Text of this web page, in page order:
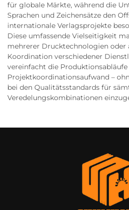
für globale Märkte, während die
Sprachen und Zeichensätze den
internationale Verlagsprojekte
Diese umfassende Vielseitigkeit
mehrerer Drucktechnologien oder
Koordination verschiedener
vereinfacht die
Projektkoordinationsaufwand –
bei den Qualitätsstandards für
Veredelungskombinationen